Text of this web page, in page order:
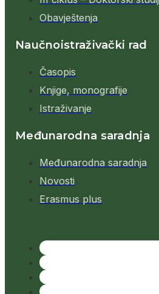
Obavještenja
Naučnoistraživački rad
Časopis
Knjige, monografije
Istraživanje
Međunarodna saradnja
Međunarodna saradnja
Novosti
Erasmus plus